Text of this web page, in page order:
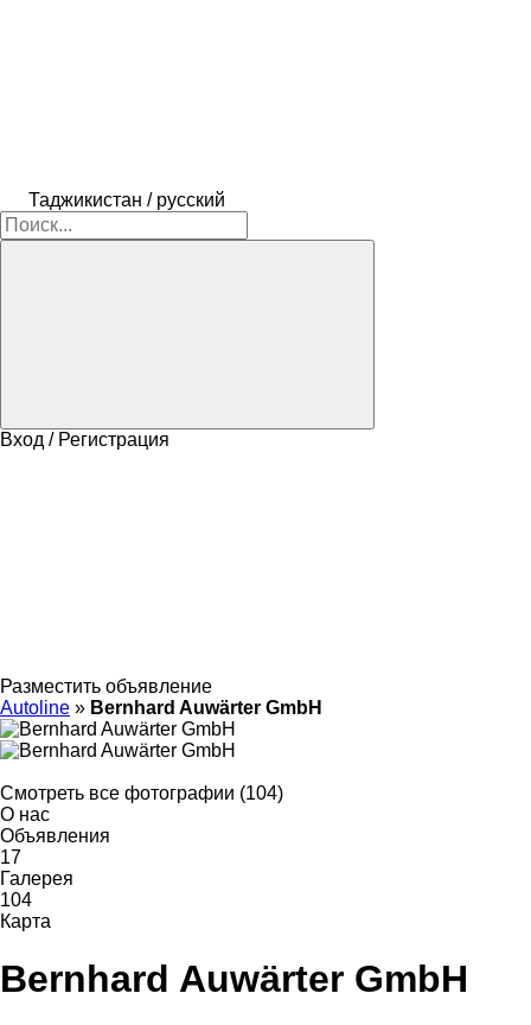
Таджикистан / русский
Вход / Регистрация
Разместить объявление
Autoline » Bernhard Auwärter GmbH
Смотреть все фотографии (104)
О нас
Объявления
17
Галерея
104
Карта
Bernhard Auwärter GmbH